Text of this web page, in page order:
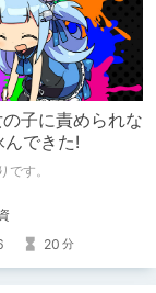
子に責められな
んできた!
です。
20 分